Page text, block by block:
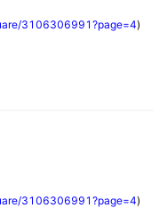
3106306991?page=4)
3106306991?page=4)